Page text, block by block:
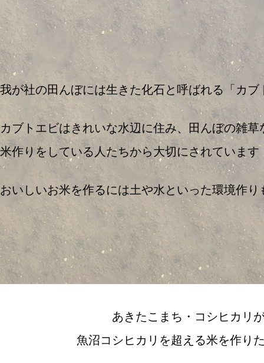
我が社の田んぼには生きた化石と呼ばれる「カ
カブトエビはきれいな水辺に住み、田んぼの雑
米作りをしている人たちから大切にされています
おいしいお米を作るには土や水といった環境作
あきたこまち・コシヒカリ
魚沼コシヒカリを超える米を作り